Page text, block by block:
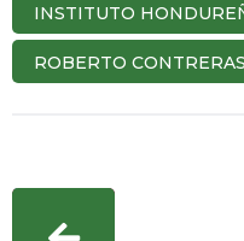
INSTITUTO
ROBERTO CONTRERAS